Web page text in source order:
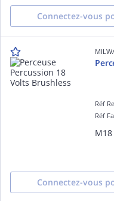
Connectez-vous
Réf
Réf
Connectez-vous